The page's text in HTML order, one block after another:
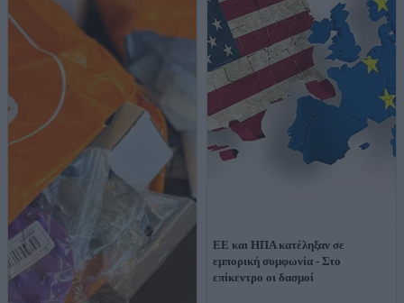
ΕΕ και ΗΠΑ κατέληξαν σε
εμπορική συμφωνία - Στο
επίκεντρο οι δασμοί